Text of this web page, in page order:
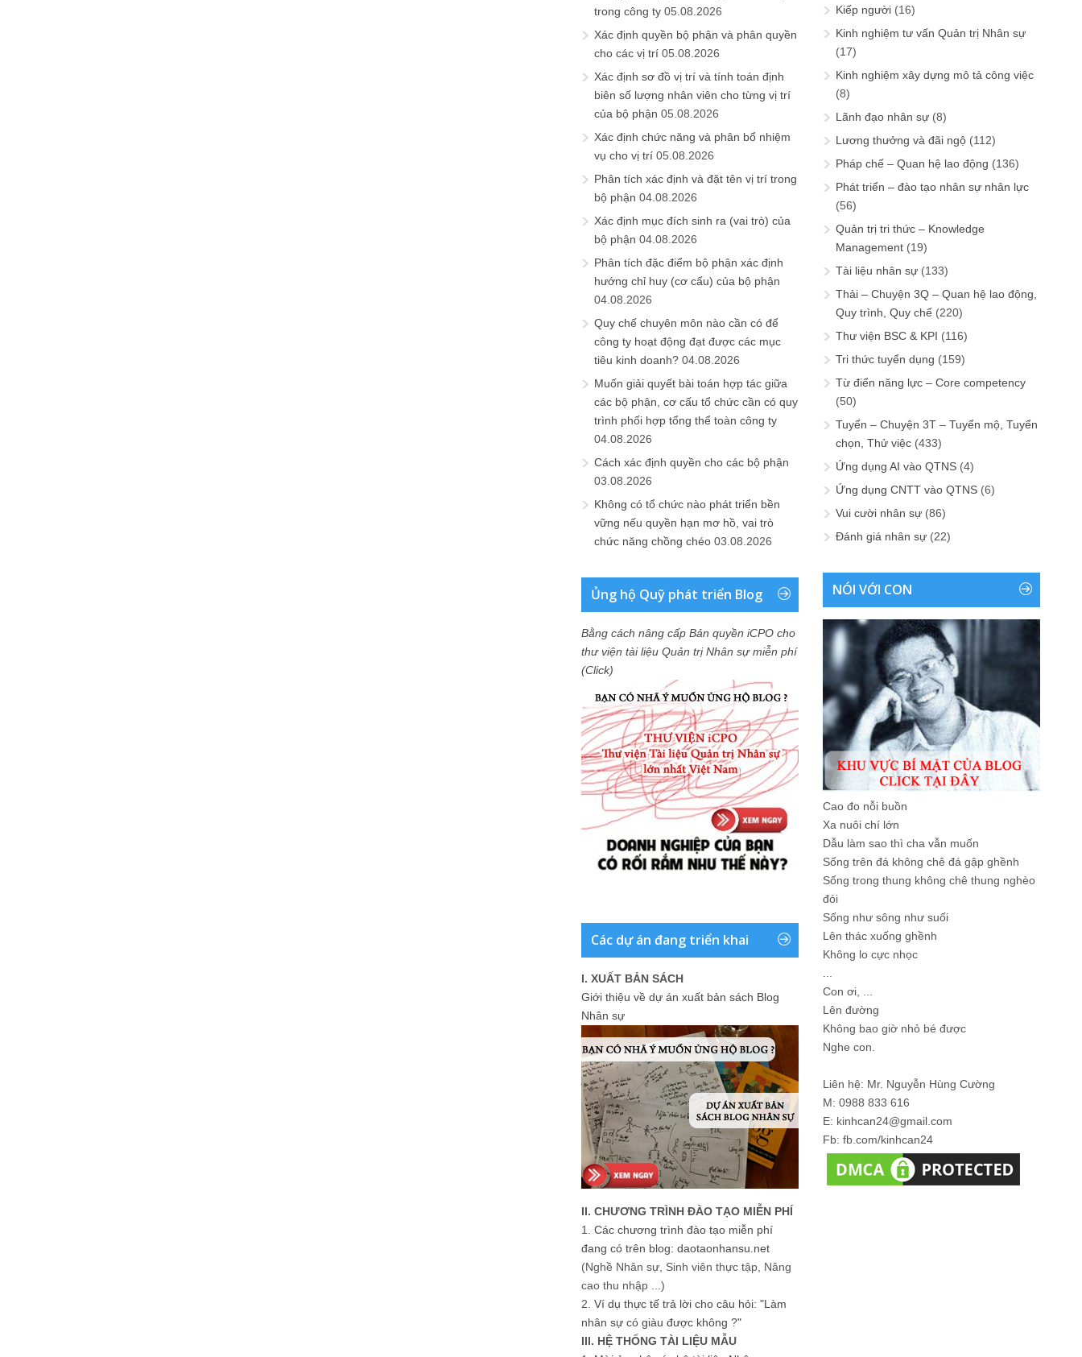
trong công ty 05.08.2026
Xác định quyền bộ phận và phân quyền
cho các vị trí 05.08.2026
Xác định sơ đồ vị trí và tính toán định
biên số lượng nhân viên cho từng vị trí
của bộ phận 05.08.2026
Xác định chức năng và phân bổ nhiệm
vụ cho vị trí 05.08.2026
Phân tích xác định và đặt tên vị trí trong
bộ phận 04.08.2026
Xác định mục đích sinh ra (vai trò) của
bộ phận 04.08.2026
Phân tích đặc điểm bộ phận xác định
hướng chỉ huy (cơ cấu) của bộ phận
04.08.2026
Quy chế chuyên môn nào cần có để
công ty hoạt động đạt được các mục
tiêu kinh doanh? 04.08.2026
Muốn giải quyết bài toán hợp tác giữa
các bộ phận, cơ cấu tổ chức cần có quy
trình phối hợp tổng thể toàn công ty
04.08.2026
Cách xác định quyền cho các bộ phận
03.08.2026
Không có tổ chức nào phát triển bền
vững nếu quyền hạn mơ hồ, vai trò
chức năng chồng chéo 03.08.2026
Ủng hộ Quỹ phát triển Blog
Bằng cách nâng cấp Bản quyền iCPO cho
thư viện tài liệu Quản trị Nhân sự miễn phí
(Click)
Các dự án đang triển khai
I. XUẤT BẢN SÁCH
Giới thiệu về dự án xuất bản sách Blog
Nhân sự
II. CHƯƠNG TRÌNH ĐÀO TẠO MIỄN PHÍ
1. Các chương trình đào tạo miễn phí
đang có trên blog: daotaonhansu.net
(Nghề Nhân sự, Sinh viên thực tập, Nâng
cao thu nhập ...)
2. Ví dụ thực tế trả lời cho câu hỏi: "Làm
nhân sự có giàu được không ?"
III. HỆ THỐNG TÀI LIỆU MẪU
Kiếp người (16)
Kinh nghiệm tư vấn Quản trị Nhân sự
(17)
Kinh nghiệm xây dựng mô tả công việc
(8)
Lãnh đạo nhân sự (8)
Lương thưởng và đãi ngộ (112)
Pháp chế – Quan hệ lao động (136)
Phát triển – đào tạo nhân sự nhân lực
(56)
Quản trị tri thức – Knowledge
Management (19)
Tài liệu nhân sự (133)
Thải – Chuyện 3Q – Quan hệ lao động,
Quy trình, Quy chế (220)
Thư viện BSC & KPI (116)
Tri thức tuyển dụng (159)
Từ điển năng lực – Core competency
(50)
Tuyển – Chuyện 3T – Tuyển mộ, Tuyển
chọn, Thử việc (433)
Ứng dụng AI vào QTNS (4)
Ứng dụng CNTT vào QTNS (6)
Vui cười nhân sự (86)
Đánh giá nhân sự (22)
NÓI VỚI CON
Cao đo nỗi buồn
Xa nuôi chí lớn
Dẫu làm sao thì cha vẫn muốn
Sống trên đá không chê đá gập ghềnh
Sống trong thung không chê thung nghèo
đói
Sống như sông như suối
Lên thác xuống ghềnh
Không lo cực nhọc
Con ơi, ...
Lên đường
Không bao giờ nhỏ bé được
Nghe con.
Liên hệ: Mr. Nguyễn Hùng Cường
M: 0988 833 616
E: kinhcan24@gmail.com
Fb: fb.com/kinhcan24